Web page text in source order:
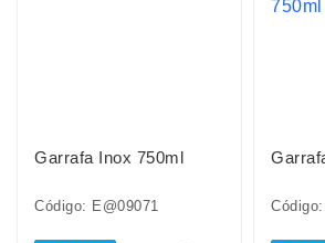
Garrafa Inox 750ml
Código: E@09071